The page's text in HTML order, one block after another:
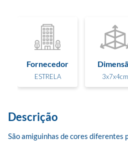
Fornecedor
ESTRELA 3x7x4cm
Descrição
São amiguinhas de cores diferentes